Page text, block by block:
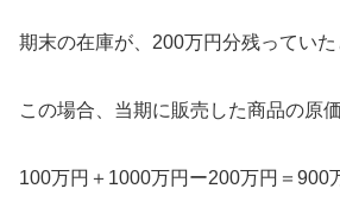
期末の在庫が、200万円分残っていた
この場合、当期に販売した商品の原
100万円＋1000万円ー200万円＝900